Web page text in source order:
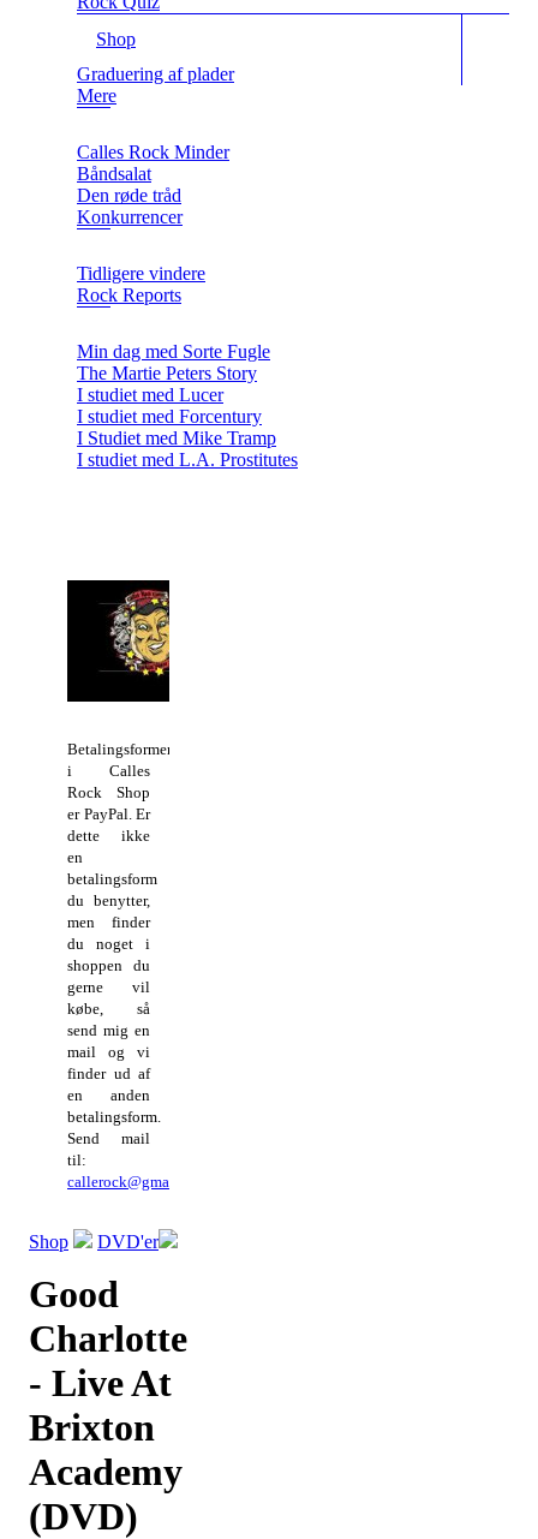
Shop
Graduering af plader
Mere
Calles Rock Minder
Båndsalat
Den røde tråd
Konkurrencer
Tidligere vindere
Rock Reports
Min dag med Sorte Fugle
The Martie Peters Story
I studiet med Lucer
I studiet med Forcentury
I Studiet med Mike Tramp
I studiet med L.A. Prostitutes
Betalingsformen
i Calles
Rock Shop
er PayPal. Er
dette ikke
en
betalingsform
du benytter,
men finder
du noget i
shoppen du
gerne vil
købe, så
send mig en
mail og vi
finder ud af
en anden
betalingsform.
Send mail
til:
callerock@gmail.com
Shop DVD'er
Good
Charlotte
- Live At
Brixton
Academy
(DVD)